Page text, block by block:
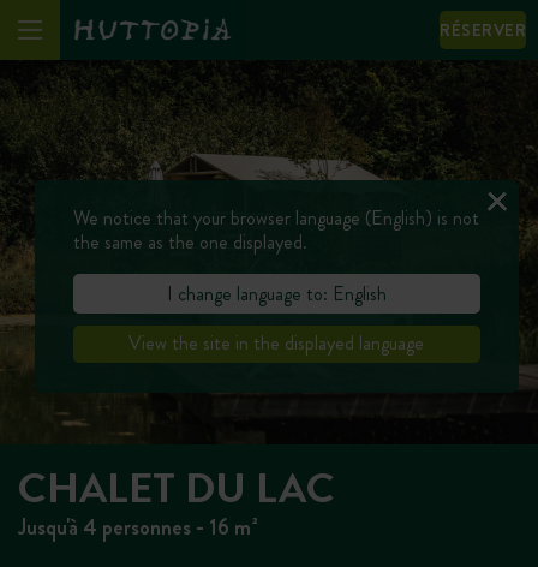
RÉSERVER
CHALET DU LAC
Jusqu'à 4 personnes - 16 m²
We notice that your browser language (English) is not
the same as the one displayed.
I change language to: English
View the site in the displayed language